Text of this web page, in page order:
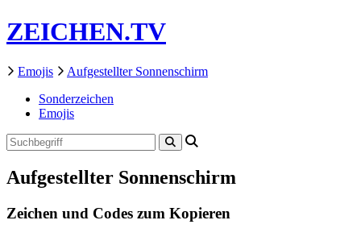
ZEICHEN.TV
Emojis
Aufgestellter Sonnenschirm
Sonderzeichen
Emojis
Aufgestellter Sonnenschirm
Zeichen und Codes zum Kopieren